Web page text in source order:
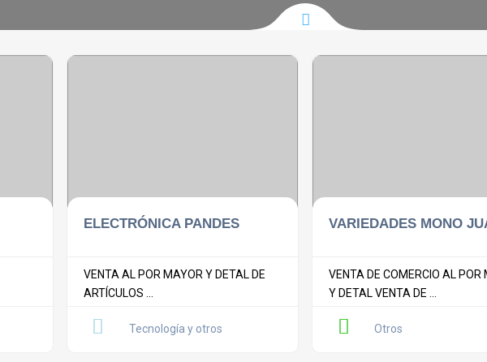
ELECTRÓNICA PANDES
VENTA AL POR MAYOR Y DETAL DE
ARTÍCULOS ...
Tecnología y otros
VARIEDADES MONO
VENTA DE COMERCIO AL POR
Y DETAL VENTA DE ...
Otros